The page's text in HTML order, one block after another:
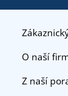
Kontakt
Doprava a
O naší
O nás
Z naší